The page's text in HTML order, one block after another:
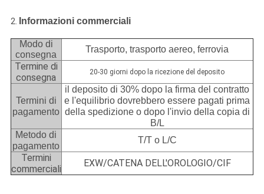
2. Informazioni commerciali
Modo di
consegna
Trasporto, trasporto aereo, ferrovia
Termine di
consegna
20-30 giorni dopo la ricezione del deposito
Termini di
pagamento
il deposito di 30% dopo la firma del contratto
e l'equilibrio dovrebbero essere pagati prima
della spedizione o dopo l'invio della copia di
B/L
Metodo di
pagamento
T/T o L/C
Termini
commerciali
EXW/CATENA DELL'OROLOGIO/CIF